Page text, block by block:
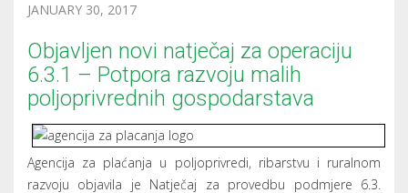
JANUARY 30, 2017
Objavljen novi natječaj za operaciju
6.3.1 – Potpora razvoju malih
poljoprivrednih gospodarstava
Agencija za plaćanja u poljoprivredi, ribarstvu i ruralnom
razvoju objavila je Natječaj za provedbu podmjere 6.3.